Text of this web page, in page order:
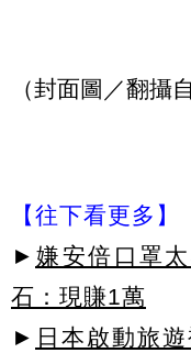
（封面圖／翻攝
【往下看更多】
► 嫌安倍口罩
石：現賺1萬
► 日本啟動旅